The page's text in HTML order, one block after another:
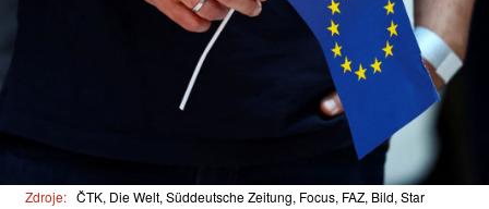
Zdroje: ČTK, Die Welt, Süddeutsche Zeitung, Focus, FAZ, Bild, Star